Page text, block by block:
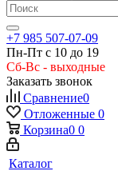
+7 985 507-07-09
Пн-Пт с 10 до 19
Сб-Вс - выходные
Заказать звонок
Сравнение0
Отложенные 0
Корзина0 0
Каталог